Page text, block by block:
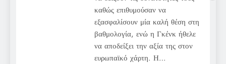
καθώς επιθυμούσαν να
εξασφαλίσουν μία καλή θέση στη
βαθμολογία, ενώ η Γκένκ ήθελε
να αποδείξει την αξία της στον
ευρωπαϊκό χάρτη. Η…